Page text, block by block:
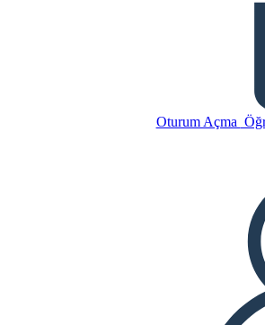
Oturum Açma
Diagramma Della
Leoni di
Bu Öykü Panosunu
BİR HİKAYE PANOSU
SLAYT GÖSTERİSİNİ
BENİ